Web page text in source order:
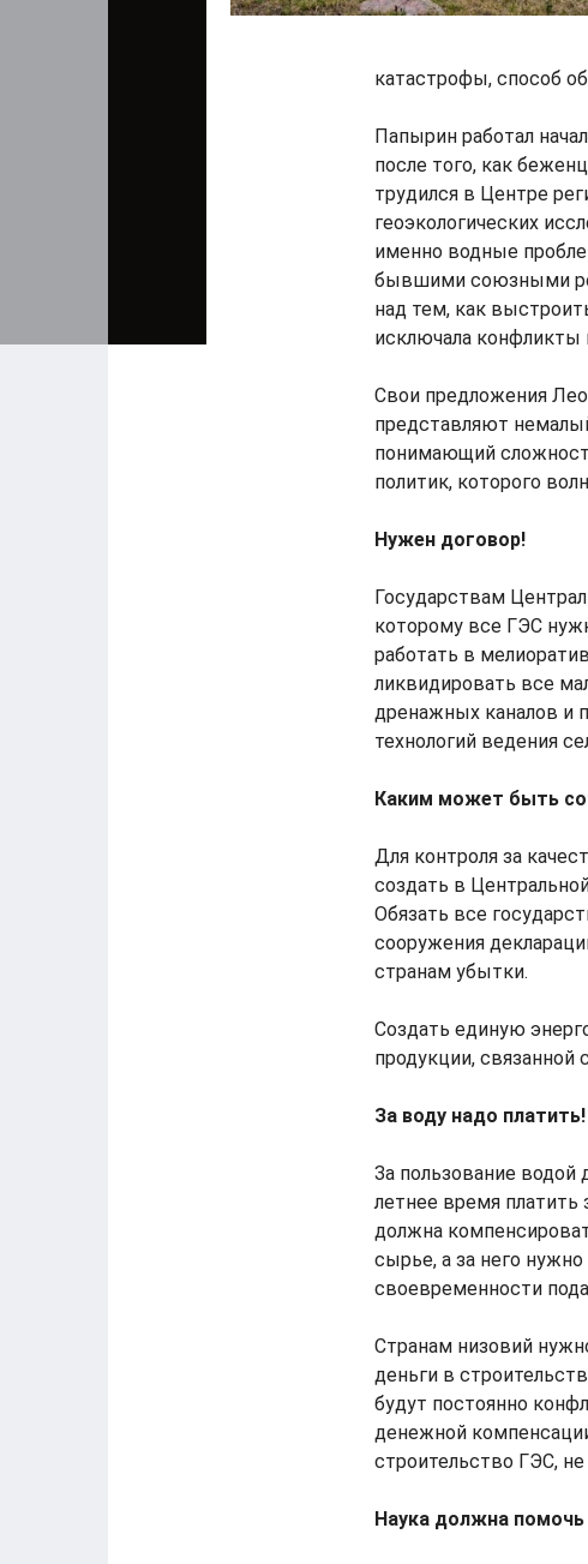
катастрофы, способ
Папырин работал
после того, как
трудился в Центре
геоэкологических
именно водные
бывшими союзными
над тем, как
исключала конфликты
Свои предложения
представляют
понимающий
политик, которого
Нужен договор!
Государствам
которому все ГЭС
работать в
ликвидировать все
дренажных каналов и
технологий ведения
Каким может быть
Для контроля за
создать в
Обязать все
сооружения
странам убытки.
Создать единую
продукции,
За воду надо платить!
За пользование
летнее время платить
должна
сырье, а за него
своевременности
Странам низовий
деньги в
будут постоянно
денежной
строительство ГЭС,
Наука должна помочь